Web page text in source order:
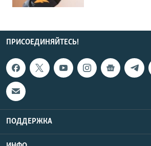
ПРИСОЕДИНЯЙТЕСЬ!
ПОДДЕРЖКА